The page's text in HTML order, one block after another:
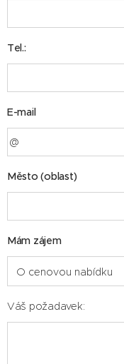
Tel.:
E-mail
Město (oblast)
Mám zájem
Váš požadavek: